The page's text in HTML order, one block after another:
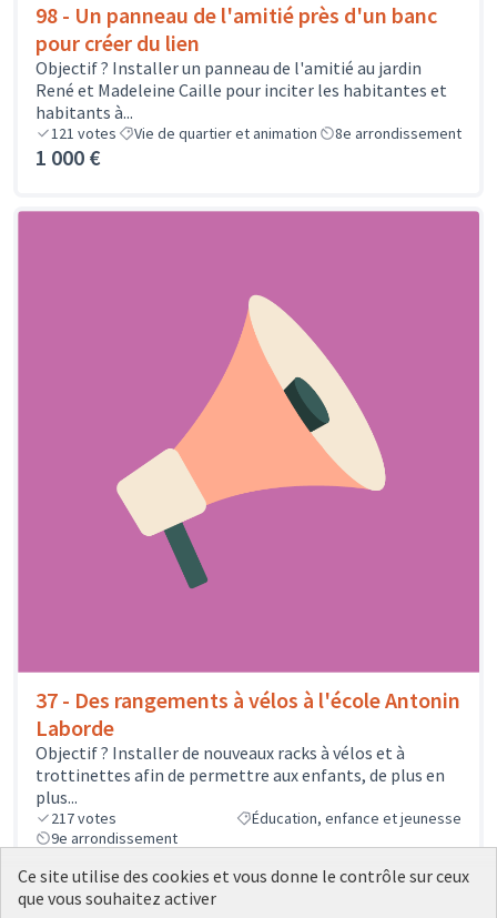
98 - Un panneau de l'amitié près d'un banc
pour créer du lien
Objectif ? Installer un panneau de l'amitié au jardin
René et Madeleine Caille pour inciter les habitantes et
habitants à...
121 votes Vie de quartier et animation 8e arrondissement
1 000 €
37 - Des rangements à vélos à l'école Antonin
Laborde
Objectif ? Installer de nouveaux racks à vélos et à
trottinettes afin de permettre aux enfants, de plus en
plus...
217votes
Éducation, enfance et jeunesse
9e arrondissement
Ce site utilise des cookies et vous donne le contrôle sur ceux
que vous souhaitez activer